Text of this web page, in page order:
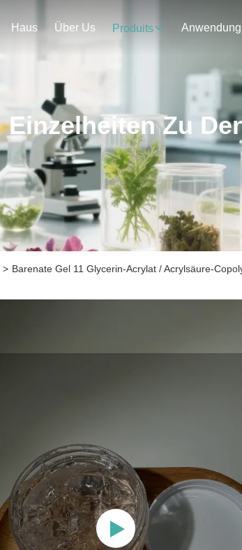
Haus Über Us Produits Anwendung
Einzelheiten Zu
> Barenate Gel 11 Glycerin-Acrylat / Acrylsäure-